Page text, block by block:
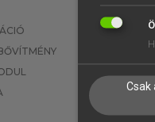
EGYÉNI
VÁLLALATI
Csak